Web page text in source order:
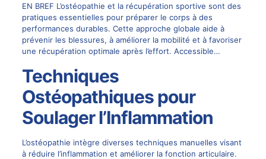
EN BREF L’ostéopathie et la récupération sportive sont des
pratiques essentielles pour préparer le corps à des
performances durables. Cette approche globale aide à
prévenir les blessures, à améliorer la mobilité et à favoriser
une récupération optimale après l’effort. Accessible…
Techniques
Ostéopathiques pour
Soulager l’Inflammation
L’ostéopathie intègre diverses techniques manuelles visant
à réduire l’inflammation et améliorer la fonction articulaire.